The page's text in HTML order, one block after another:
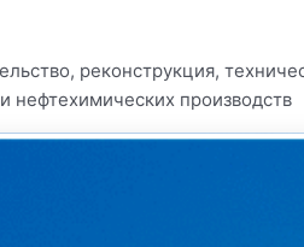
реконструкция,
нефтехимических производств